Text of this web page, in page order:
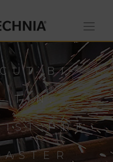
BI-
TIN:
PRE